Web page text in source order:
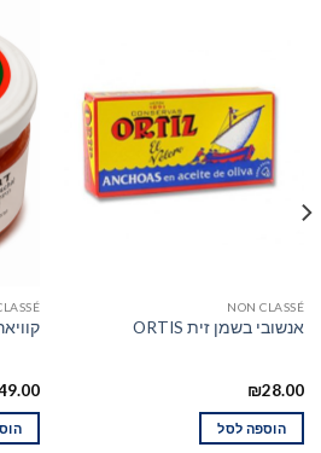
NON CLASSÉ
אנשובי בשמן זית ORTIS
₪28.00
הוספה לסל